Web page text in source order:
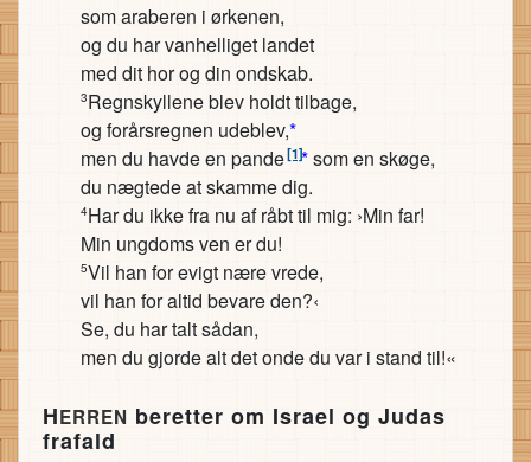
som araberen i ørkenen,
og du har vanhelliget landet
med dit hor og din ondskab.
3Regnskyllene blev holdt tilbage,
og forårsregnen udeblev,*
men du havde en pande[1]*som en skøge,
du nægtede at skamme dig.
4Har du ikke fra nu af råbt til mig: ›Min far!
Min ungdoms ven er du!
5Vil han for evigt nære vrede,
vil han for altid bevare den?‹
Se, du har talt sådan,
men du gjorde alt det onde du var i stand til!«
HERREN beretter om Israel og Judas
frafald